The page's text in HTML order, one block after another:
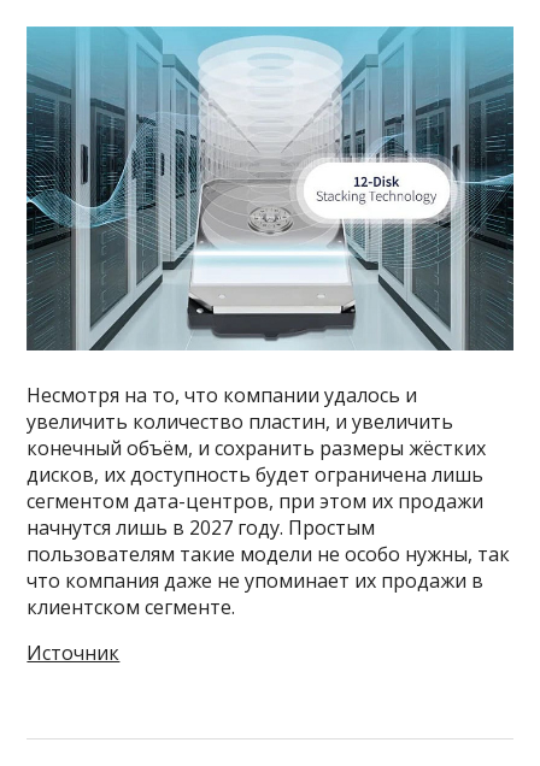
Несмотря на то, что компании удалось и
увеличить количество пластин, и увеличить
конечный объём, и сохранить размеры жёстких
дисков, их доступность будет ограничена лишь
сегментом дата-центров, при этом их продажи
начнутся лишь в 2027 году. Простым
пользователям такие модели не особо нужны, так
что компания даже не упоминает их продажи в
клиентском сегменте.
Источник